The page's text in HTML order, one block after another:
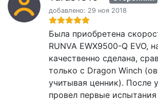
добавлено: 29 ноя 2018
Была приобретена
RUNVA EWX9500-Q EVO,
качественно сделана,
только с Dragon Winch
учитывая ценник). После
провел первые